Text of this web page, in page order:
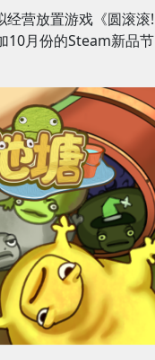
营放置游戏《圆滚滚!
10月份的Steam新品节